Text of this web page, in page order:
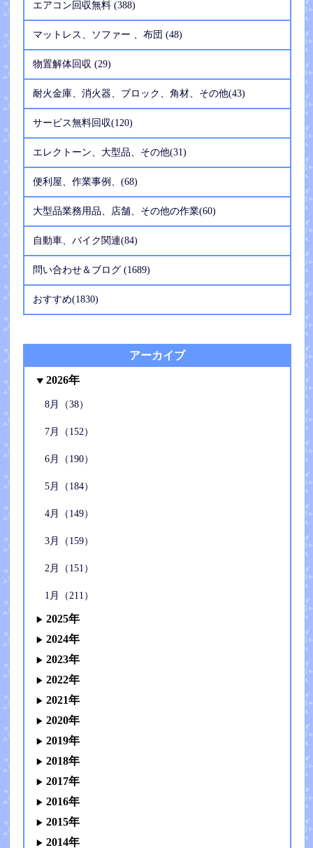
エアコン回収無料 (388)
マットレス、ソファー 、布団 (48)
物置解体回収 (29)
耐火金庫、消火器、ブロック、角材、その他(43)
サービス無料回収(120)
エレクトーン、大型品、その他(31)
便利屋、作業事例、(68)
大型品業務用品、店舗、その他の作業(60)
自動車、バイク関連(84)
問い合わせ＆ブログ (1689)
おすすめ(1830)
アーカイブ
2026年
8月（38）
7月（152）
6月（190）
5月（184）
4月（149）
3月（159）
2月（151）
1月（211）
2025年
2024年
2023年
2022年
2021年
2020年
2019年
2018年
2017年
2016年
2015年
2014年